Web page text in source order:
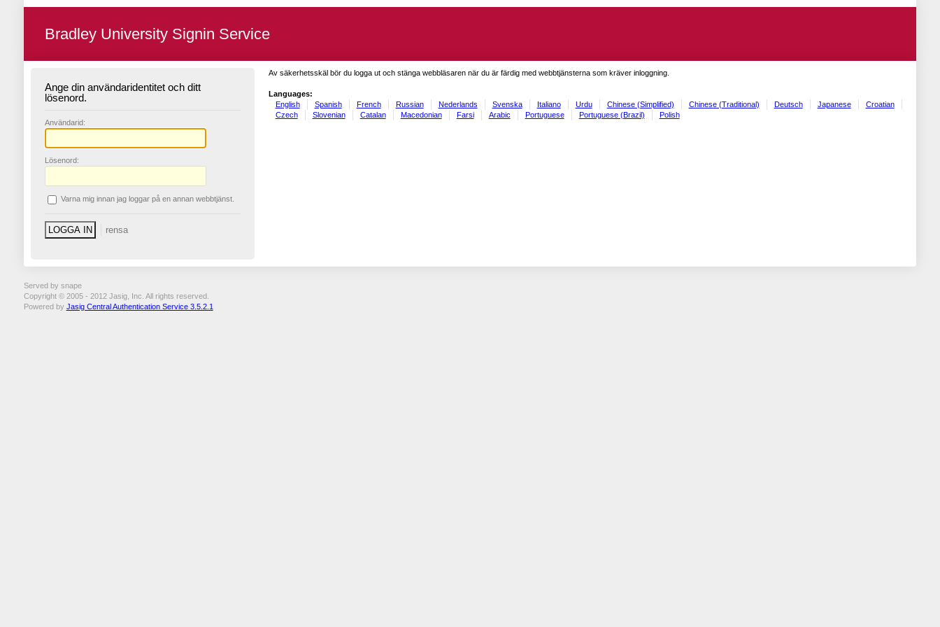
Bradley University Signin Service
Ange din användaridentitet och ditt
lösenord.
Användarid:
L ösenord:
Varna mig innan jag loggar på en annan webbtjänst.
Av säkerhetsskäl bör du logga ut och stänga webbläsaren när du är färdig med webbtjänsterna som kräver inloggning.
Languages:
English
Spanish French Russian Nederlands Svenska Italiano Urdu Chinese (Simplified) Chinese (Traditional) Deutsch Japanese
Croatian
Czech
Slovenian Catalan Macedonian Farsi Arabic Portuguese Portuguese (Brazil) Polish
Served by snape
Copyright © 2005 - 2012 Jasig, Inc. All rights reserved.
Powered by Jasig Central Authentication Service 3.5.2.1